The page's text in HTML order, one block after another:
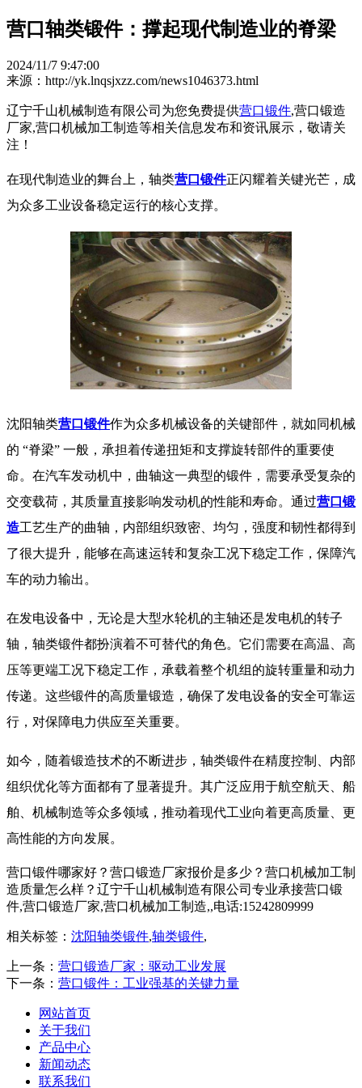
营口轴类锻件：撑起现代制造业的脊梁
2024/11/7 9:47:00
来源：http://yk.lnqsjxzz.com/news1046373.html
辽宁千山机械制造有限公司为您免费提供营口锻件,营口锻造
厂家,营口机械加工制造等相关信息发布和资讯展示，敬请关
注！
在现代制造业的舞台上，轴类营口锻件正闪耀着关键光芒，成
为众多工业设备稳定运行的核心支撑。
沈阳轴类营口锻件作为众多机械设备的关键部件，就如同机械
的 “脊梁” 一般，承担着传递扭矩和支撑旋转部件的重要使
命。在汽车发动机中，曲轴这一典型的锻件，需要承受复杂的
交变载荷，其质量直接影响发动机的性能和寿命。通过营口锻
造工艺生产的曲轴，内部组织致密、均匀，强度和韧性都得到
了很大提升，能够在高速运转和复杂工况下稳定工作，保障汽
车的动力输出。
在发电设备中，无论是大型水轮机的主轴还是发电机的转子
轴，轴类锻件都扮演着不可替代的角色。它们需要在高温、高
压等更端工况下稳定工作，承载着整个机组的旋转重量和动力
传递。这些锻件的高质量锻造，确保了发电设备的安全可靠运
行，对保障电力供应至关重要。
如今，随着锻造技术的不断进步，轴类锻件在精度控制、内部
组织优化等方面都有了显著提升。其广泛应用于航空航天、船
舶、机械制造等众多领域，推动着现代工业向着更高质量、更
高性能的方向发展。
营口锻件哪家好？营口锻造厂家报价是多少？营口机械加工制
造质量怎么样？辽宁千山机械制造有限公司专业承接营口锻
件,营口锻造厂家,营口机械加工制造,,电话:15242809999
相关标签： 沈阳轴类锻件,轴类锻件,
上一条： 营口锻造厂家：驱动工业发展
下一条： 营口锻件：工业强基的关键力量
网站首页
关于我们
产品中心
新闻动态
联系我们